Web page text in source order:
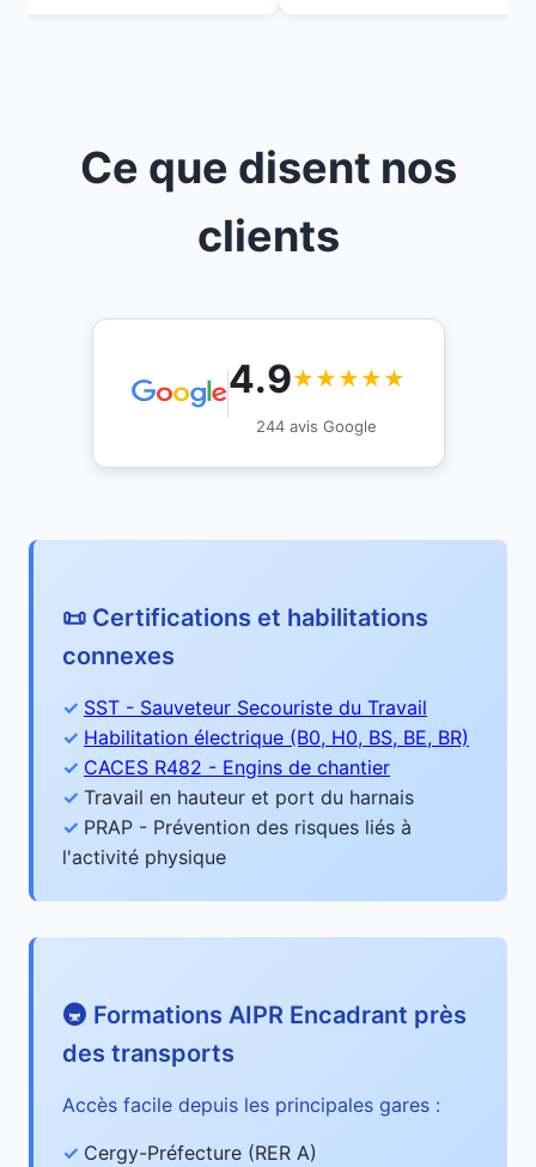
Ce que disent nos
clients
4.9★★★★★
244 avis Google
📜 Certifications et habilitations
connexes
SST - Sauveteur Secouriste du Travail
Habilitation électrique (B0, H0, BS, BE, BR)
CACES R482 - Engins de chantier
Travail en hauteur et port du harnais
PRAP - Prévention des risques liés à
l'activité physique
🚇 Formations AIPR Encadrant près
des transports
Accès facile depuis les principales gares :
Cergy-Préfecture (RER A)